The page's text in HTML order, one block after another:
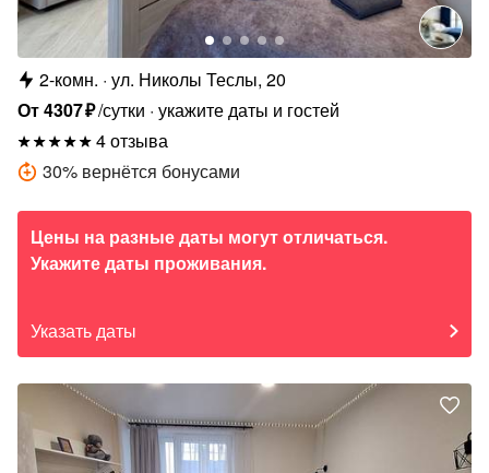
2-комн. ул. Николы Теслы, 20
От4307₽/сутки укажите даты и гостей
4 отзыва
30% вернётся бонусами
Цены на разные даты могут отличаться.
Укажите даты проживания.
Указать даты